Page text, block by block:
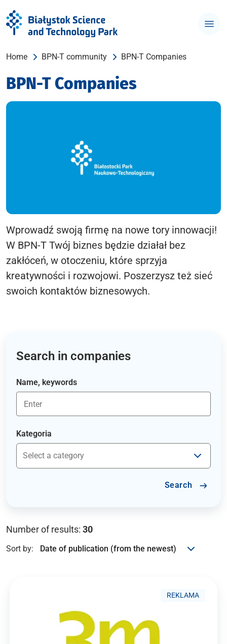
Home BPN-T community BPN-T Companies
BPN-T Companies
Wprowadź swoją firmę na nowe tory innowacji!
W BPN-T Twój biznes będzie działał bez
zakłóceń, w otoczeniu, które sprzyja
kreatywności i rozwojowi. Poszerzysz też sieć
swoich kontaktów biznesowych.
Search in companies
Name, keywords
Kategoria
Search
Number of results: 30
Sort by:
REKLAMA